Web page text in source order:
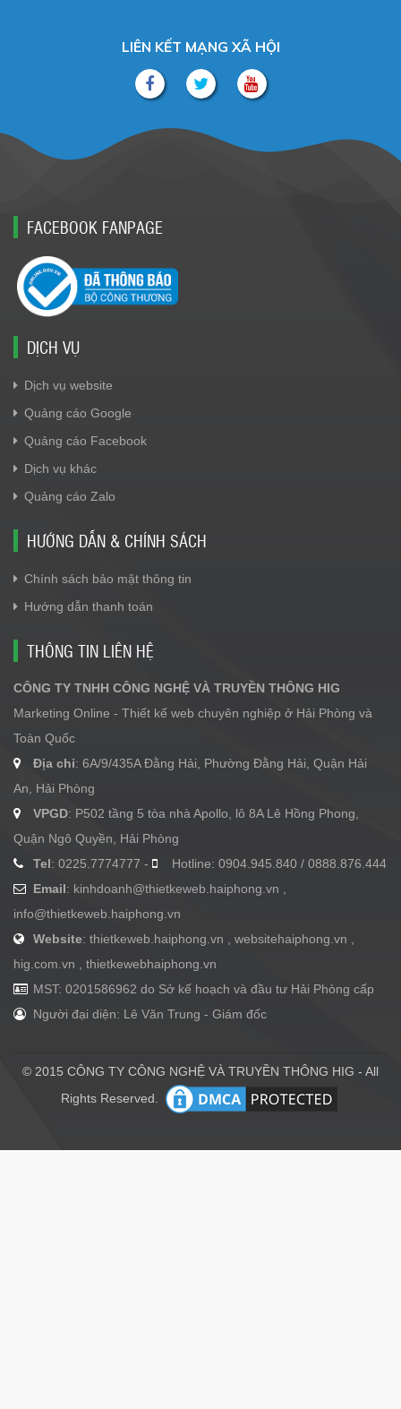
LIÊN KẾT MẠNG XÃ HỘI
FACEBOOK FANPAGE
DỊCH VỤ
Dịch vụ website
Quảng cáo Google
Quảng cáo Facebook
Dịch vụ khác
Quảng cáo Zalo
HƯỚNG DẪN & CHÍNH SÁCH
Chính sách bảo mật thông tin
Hướng dẫn thanh toán
THÔNG TIN LIÊN HỆ
CÔNG TY TNHH CÔNG NGHỆ VÀ TRUYỀN THÔNG HIG
Marketing Online - Thiết kế web chuyên nghiệp ở Hải Phòng và
Toàn Quốc
Địa chỉ: 6A/9/435A Đằng Hải, Phường Đằng Hải, Quận Hải
An, Hải Phòng
VPGD: P502 tầng 5 tòa nhà Apollo, lô 8A Lê Hồng Phong,
Quận Ngô Quyền, Hải Phòng
Tel: 0225.7774777 -
Hotline: 0904.945.840 / 0888.876.444
Email: kinhdoanh@thietkeweb.haiphong.vn ,
info@thietkeweb.haiphong.vn
Website: thietkeweb.haiphong.vn , websitehaiphong.vn ,
hig.com.vn , thietkewebhaiphong.vn
MST: 0201586962 do Sở kế hoạch và đầu tư Hải Phòng cấp
Người đại diện: Lê Văn Trung - Giám đốc
© 2015 CÔNG TY CÔNG NGHỆ VÀ TRUYỀN THÔNG HIG - All
Rights Reserved.